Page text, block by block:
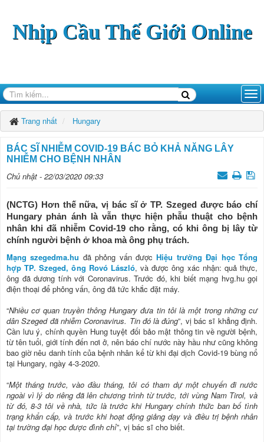
Nhịp Cầu Thế Giới Online
Trang nhất Hungary
BÁC SĨ NHIỄM COVID-19 BÁC BỎ KHẢ NĂNG LÂY
NHIỄM CHO BỆNH NHÂN
Chủ nhật - 22/03/2020 09:33
(NCTG) Hơn thế nữa, vị bác sĩ ở TP. Szeged được báo chí
Hungary phản ánh là vẫn thực hiện phẫu thuật cho bệnh
nhân khi đã nhiễm Covid-19 cho rằng, có khi ông bị lây từ
chính người bệnh ở khoa mà ông phụ trách.
Mạng szegedma.hu đã phỏng vấn đượcHiệu trưởng Đại học Tổng
hợp TP. Szeged, ông Rovó László, và được ông xác nhận: quả thực,
ông đã dương tính với Coronavirus. Trước đó, khi biết mạng hvg.hu gọi
điện thoại để phỏng vấn, ông đã tức khắc đặt máy.
“Nhiều cơ quan truyền thông Hungary đưa tin tôi là một trong những cư
dân Szeged đã nhiễm Coronavirus. Tin đó là đúng”, vị bác sĩ khẳng định.
Cần lưu ý, chính quyền Hung tuyệt đối bảo mật thông tin về người bệnh,
từ tên tuổi, giới tính đến nơi ở, nên báo chí nước này hầu như cũng không
bao giờ nêu danh tính của bệnh nhân kể từ khi đại dịch Covid-19 bùng nổ
tại Hungary, ngày 4-3-2020.
“Một tháng trước, vào đầu tháng, tôi có tham dự một chuyến đi nước
ngoài vì lý do riêng đã lên chương trình từ trước, tới vùng Nam Tirol, và
từ đó, 8-3 tôi về nhà, tức là trước khi Hungary chính thức ban bố tình
trạng khẩn cấp, và trước khi hoạt động giảng dạy và điều trị bệnh nhân
tại trường đại học được đình chỉ”, vị bác sĩ cho biết.